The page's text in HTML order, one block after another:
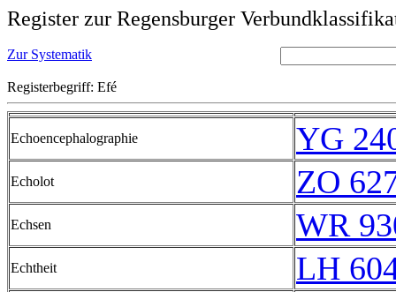
Register zur Regensburger
Zur Systematik
Registerbegriff: Efé
Echoencephalographie YG
Echolot ZO
Echsen WR
Echtheit LH